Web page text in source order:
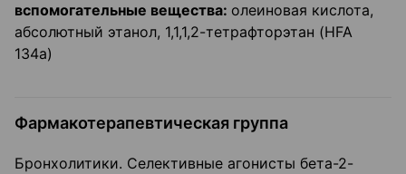
вспомогательные вещества: олеиновая кислота,
абсолютный этанол, 1,1,1,2-тетрафторэтан (HFA
134а)
Фармакотерапевтическая группа
Бронхолитики. Селективные агонисты бета-2-